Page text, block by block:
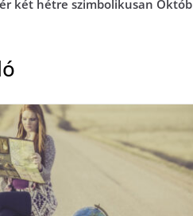
két hétre szimbolikusan Októb